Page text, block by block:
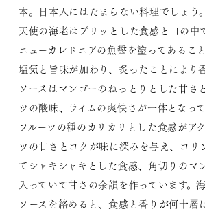
本。日本人にはたまらない料理でしょう。
天使の海老はプリッとした食感と口の中
ニューカレドニアの魚醤を塗ってあるこ
塩気と旨味が加わり、炙ったことにより
ソースはマンゴーのねっとりとした甘さ
ツの酸味、ライムの爽快さが一体となっ
フルーツの種のカリカリとした食感がア
ツの甘さとコクが味に深みを与え、コリ
てシャキシャキとした食感、角切りのマ
入っていて甘さの余韻を作っています。
ソースを絡めると、食感と香りが何十層